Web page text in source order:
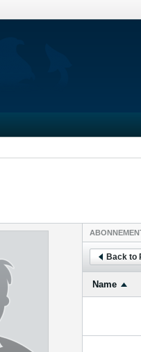
Back to
Name